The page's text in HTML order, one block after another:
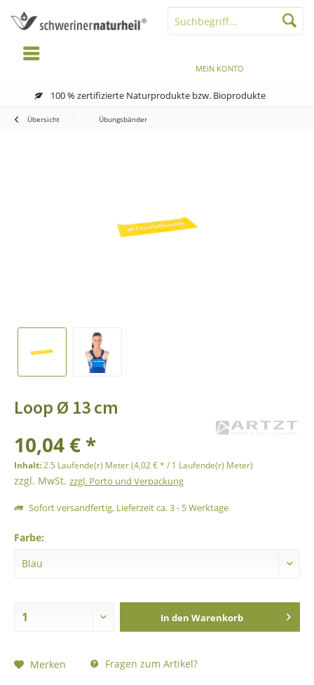
100 % zertifizierte Naturprodukte bzw. Bioprodukte
MEIN KONTO
Übersicht Übungsbänder
Loop Ø 13 cm
10,04 € *
Inhalt:2.5 Laufende(r) Meter (4,02 € * / 1 Laufende(r) Meter)
zzgl. MwSt. zzgl. Porto und Verpackung
Sofort versandfertig, Lieferzeit ca. 3 - 5 Werktage
Farbe:
In den Warenkorb
Merken Fragen zum Artikel?